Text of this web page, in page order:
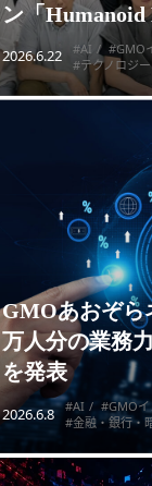
ン「Humanoid
2026.6.22 #AI #GMO
#テクノロジー
GMOあおぞら
万人分の業務
を発表
2026.6.8 #AI
#GMOイ
#金融・銀行・